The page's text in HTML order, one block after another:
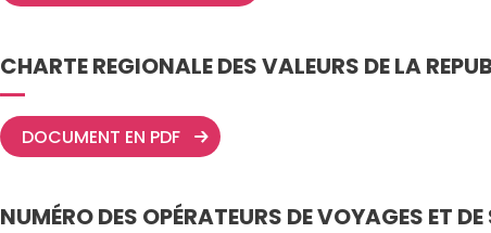
CHARTE REGIONALE DES VALEURS DE LA
DOCUMENT EN PDF
NUMÉRO DES OPÉRATEURS DE VOYAGES ET